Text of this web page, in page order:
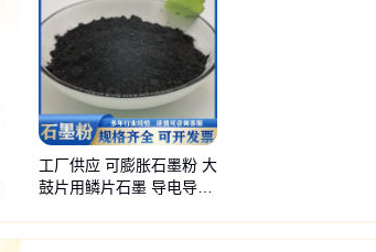
耐火材料系列 氧化铁颜料系列 碳酸钙系列
工厂供应 可膨胀石墨粉 大
鼓片用鳞片石墨 导电导热